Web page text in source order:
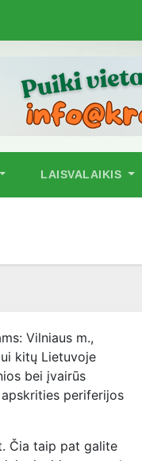
LAISVALAIKIS
Vilniaus m.,
kitų Lietuvoje
bei įvairūs
periferijos
Čia taip pat galite